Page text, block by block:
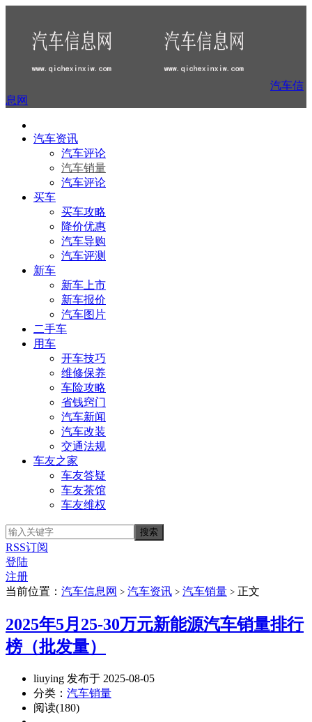
汽车信
息网
汽车资讯
汽车评论
汽车销量
汽车评论
买车
买车攻略
降价优惠
汽车导购
汽车评测
新车
新车上市
新车报价
汽车图片
二手车
用车
开车技巧
维修保养
车险攻略
省钱窍门
汽车新闻
汽车改装
交通法规
车友之家
车友答疑
车友茶馆
车友维权
RSS订阅
登陆
注册
当前位置： 汽车信息网 > 汽车资讯 > 汽车销量 > 正文
2025年5月25-30万元新能源汽车销量排行
榜（批发量）
liuying 发布于 2025-08-05
分类： 汽车销量
阅读(180)